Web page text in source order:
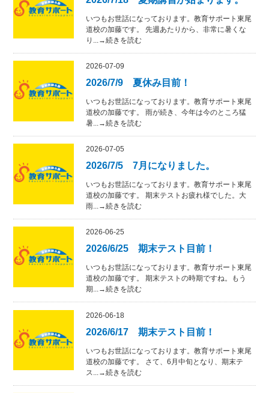
いつもお世話になっております。教育サポート東尾
道校の加藤です。 先週あたりから、非常に暑くな
り...→続きを読む
2026-07-09
2026/7/9 夏休み目前！
いつもお世話になっております。教育サポート東尾
道校の加藤です。 雨が続き、今年は今のところ猛
暑...→続きを読む
2026-07-05
2026/7/5 7月になりました。
いつもお世話になっております。教育サポート東尾
道校の加藤です。 期末テストお疲れ様でした。大
雨...→続きを読む
2026-06-25
2026/6/25 期末テスト目前！
いつもお世話になっております。教育サポート東尾
道校の加藤です。 期末テストの時期ですね。もう
期...→続きを読む
2026-06-18
2026/6/17 期末テスト目前！
いつもお世話になっております。教育サポート東尾
道校の加藤です。 さて、6月中旬となり、期末テ
ス...→続きを読む